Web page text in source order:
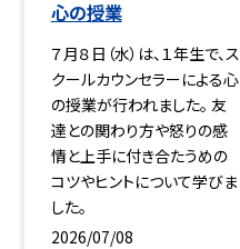
心の授業
７月８日（水）は、１年生で、ス
クールカウンセラーによる心
の授業が行われました。 友
達との関わり方や怒りの感
情と上手に付き合たうめの
コツやヒントについて学びま
した。
2026/07/08